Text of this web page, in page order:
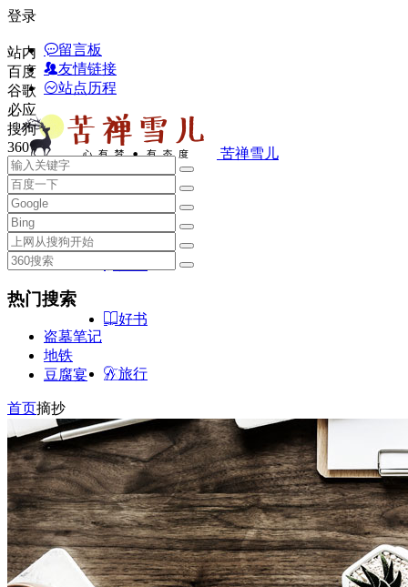
登录
留言板
友情链接
站点历程
苦禅雪儿
首页
好书
旅行
摘玉
文案
站内
百度
谷歌
必应
搜狗
360
热门搜索
盗墓笔记
地铁
豆腐宴
首页摘抄